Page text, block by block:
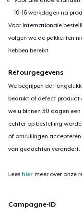
10-16 werkdagen na
Voor internationale
volgen we de pakketten
hebben bereikt.
Retourgegevens
We begrijpen dat
bedrukt of defect product
we u binnen 30 dagen
echter op bestelling
of omruilingen
van gedachten verandert.
Lees hier meer over onze
Campagne-ID